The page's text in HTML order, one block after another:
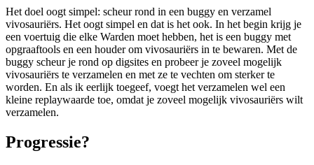
Het doel oogt simpel: scheur rond in een buggy en verzamel
vivosauriërs. Het oogt simpel en dat is het ook. In het begin krijg je
een voertuig die elke Warden moet hebben, het is een buggy met
opgraaftools en een houder om vivosauriërs in te bewaren. Met de
buggy scheur je rond op digsites en probeer je zoveel mogelijk
vivosauriërs te verzamelen en met ze te vechten om sterker te
worden. En als ik eerlijk toegeef, voegt het verzamelen wel een
kleine replaywaarde toe, omdat je zoveel mogelijk vivosauriërs wilt
verzamelen.
Progressie?